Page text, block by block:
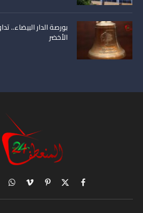
بورصة الدار البيضاء..
الأخضر
فيسبوك
X
(Twitter)
بينتيريستفيميو